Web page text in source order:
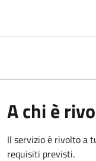
A chi è
Il servizio è rivolto a
requisiti previsti.